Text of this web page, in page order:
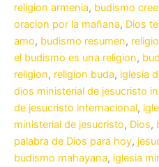
religion armenia, budismo
oracion por la mañana, Dios
amo, budismo resumen,
el budismo es una religion,
religion, religion buda, iglesia
dios ministerial de jesucristo
de jesucristo internacional,
ministerial de jesucristo, Dios,
palabra de Dios para hoy,
budismo mahayana, iglesia